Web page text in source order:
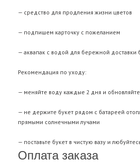
— средство для продления жизни цветов
— подпишем карточку с пожеланием
— аквапак с водой для бережной доставки
Рекомендация по уходу:
— меняйте воду каждые 2 дня и обновляйте
— не держите букет рядом с батареей
прямыми солнечными лучами
— поставьте букет в чистую вазу и
Оплата заказа